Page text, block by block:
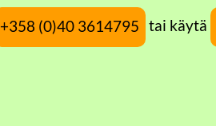
+358 (0)40 3614795 tai käytä